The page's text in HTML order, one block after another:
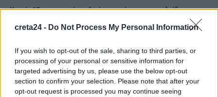
creta24 - Do Not Process My Personal Information
If you wish to opt-out of the sale, sharing to third parties, or
processing of your personal or sensitive information for
targeted advertising by us, please use the below opt-out
section to confirm your selection. Please note that after your
opt-out request is processed you may continue seeing
Χανιά: 17χρονη κατήγγειλε ότι ο πρώην της την κλείδωσε σε
9 Αυγούστου, 2026
Ποιες είναι οι ομάδες «Πίτμπουλ» και «Μπουλντόγκ» του
«Εντικ» -Χτυπούσαν με αγριότητα τα θύματά τους
9 Αυγούστου, 2026